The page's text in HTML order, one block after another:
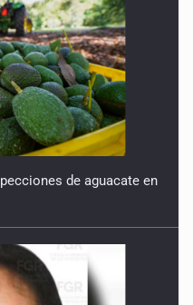
de aguacate en